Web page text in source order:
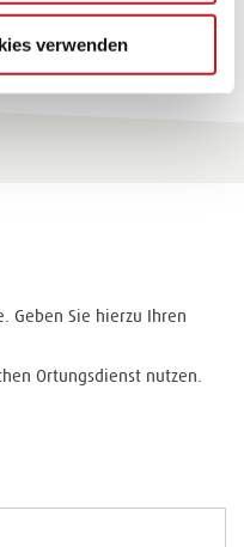
verwenden
Geben Sie hierzu Ihren
Ortungsdienst nutzen.